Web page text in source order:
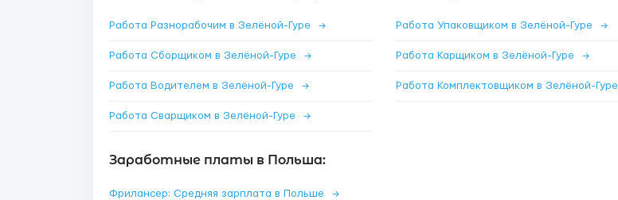
Работа Разнорабочим в Зелёной-Гуре → Работа Упаковщиком в Зелёной-Гуре →
Работа Сборщиком в Зелёной-Гуре → Работа Карщиком в Зелёной-Гуре →
Работа Водителем в Зелёной-Гуре → Работа Комплектовщиком в Зелёной-Гуре
Работа Сварщиком в Зелёной-Гуре →
Заработные платы в Польша:
Фрилансер: Средняя зарплата в Польше →